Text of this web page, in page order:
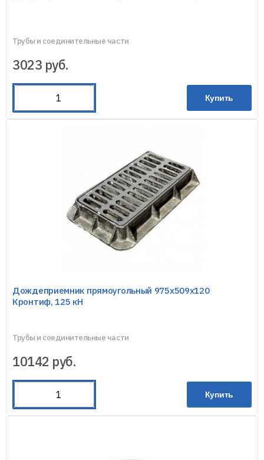
Трубы и соединительные части
3023 руб.
Купить
Дождеприемник прямоугольный 975х509х120
Кронтиф, 125 кН
Трубы и соединительные части
10142 руб.
Купить